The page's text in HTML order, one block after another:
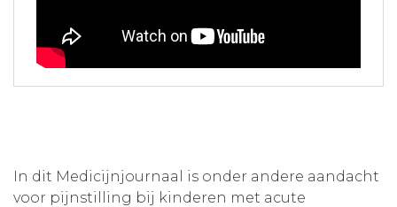
In dit Medicijnjournaal is onder andere aandacht
voor pijnstilling bij kinderen met acute